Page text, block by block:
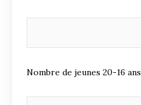
Nombre de jeunes 20-16 ans